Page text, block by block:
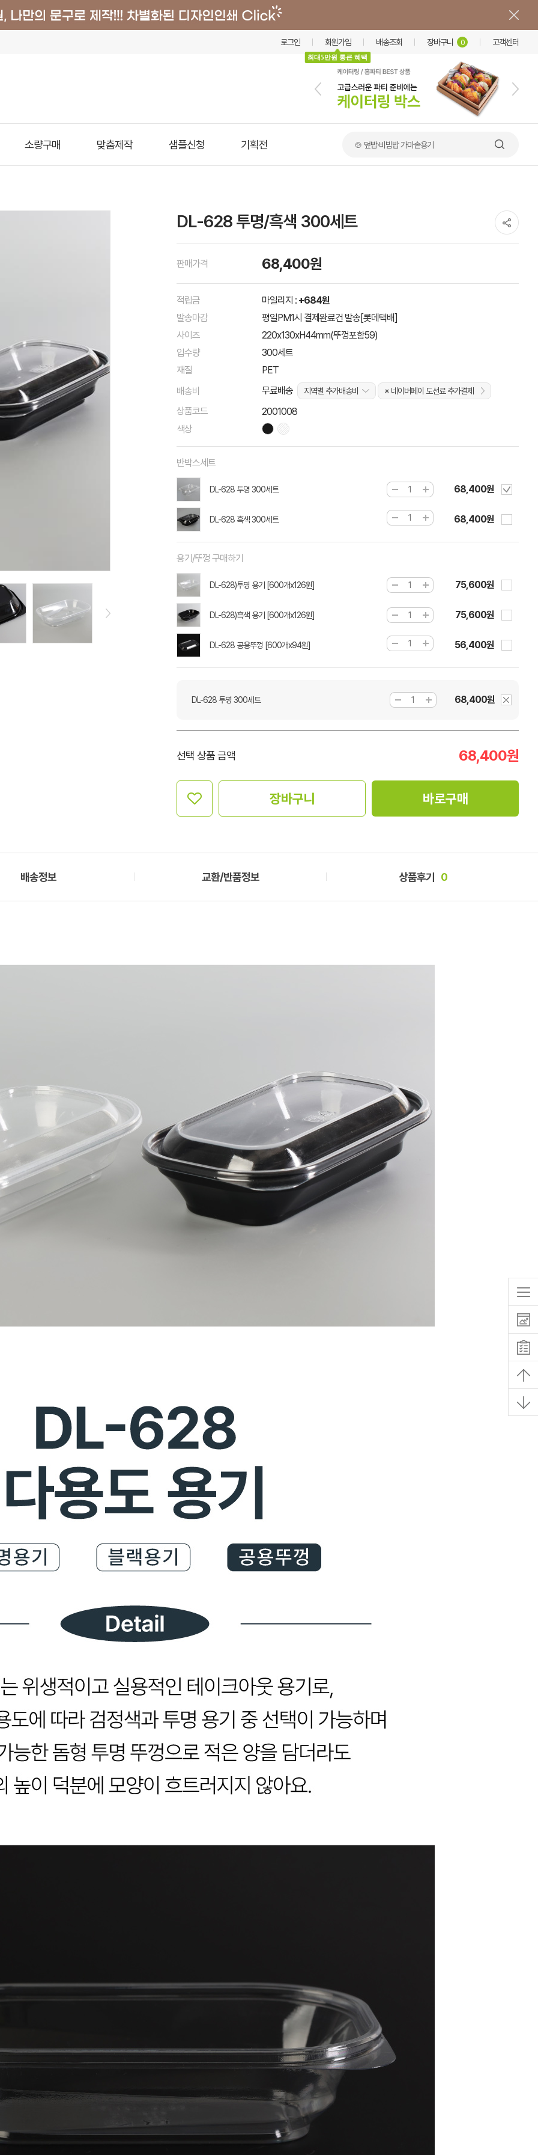
로그인 회원가입
최대5만원 통큰 혜택
배송조회 장바구니 0 고객센터
소량구매 맞춤제작 샘플신청 기획전 🍲 덮밥·비빔밥 가마솥용기
DL-628 투명/흑색 300세트
판매가격 68,400원
적립금 마일리지 : +684원
발송마감
평일PM1시 결제완료건 발송[롯데택배]
사이즈
220x130xH44mm(뚜껑포함59)
입수량
300세트
재질
PET
배송비
무료배송 지역별 추가배송비 ※ 네이버페이 도선료 추가결제
상품코드
2001008
색상
반박스세트
DL-628 투명 300세트 68,400원
DL-628 흑색 300세트 68,400원
용기/뚜껑 구매하기
DL-628)투명 용기 [600개x126원] 75,600원
DL-628)흑색 용기 [600개x126원] 75,600원
DL-628 공용뚜껑 [600개x94원] 56,400원
DL-628 투명 300세트 68,400원
선택 상품 금액 68,400원
장바구니 바로구매
배송정보 교환/반품정보 상품후기 0